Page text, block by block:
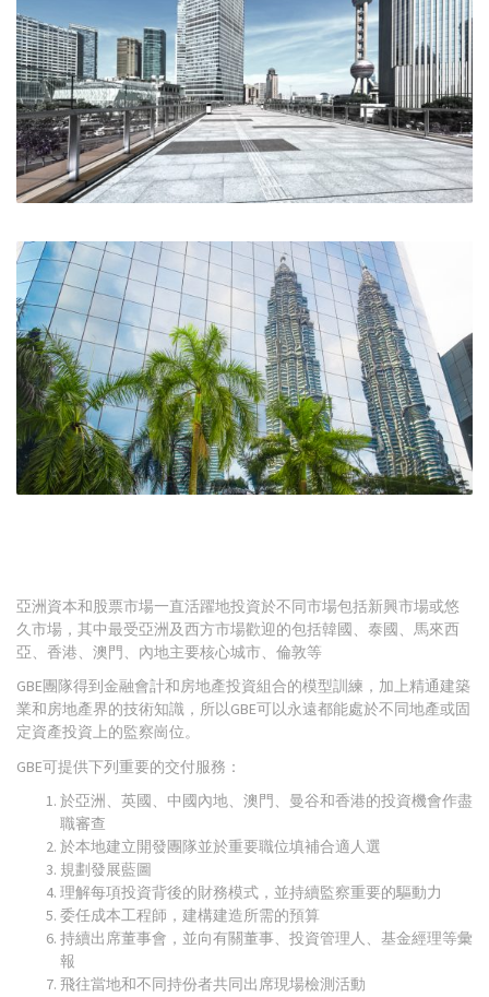
亞洲資本和股票市場一直活躍地投資於不同市場包括新興市場或悠
久市場，其中最受亞洲及西方市場歡迎的包括韓國、泰國、馬來西
亞、香港、澳門、內地主要核心城市、倫敦等
GBE團隊得到金融會計和房地產投資組合的模型訓練，加上精通建築
業和房地產界的技術知識，所以GBE可以永遠都能處於不同地產或固
定資產投資上的監察崗位。
GBE可提供下列重要的交付服務：
於亞洲、英國、中國內地、澳門、曼谷和香港的投資機會作盡
職審查
於本地建立開發團隊並於重要職位填補合適人選
規劃發展藍圖
理解每項投資背後的財務模式，並持續監察重要的驅動力
委任成本工程師，建構建造所需的預算
持續出席董事會，並向有關董事、投資管理人、基金經理等彙
報
飛往當地和不同持份者共同出席現場檢測活動